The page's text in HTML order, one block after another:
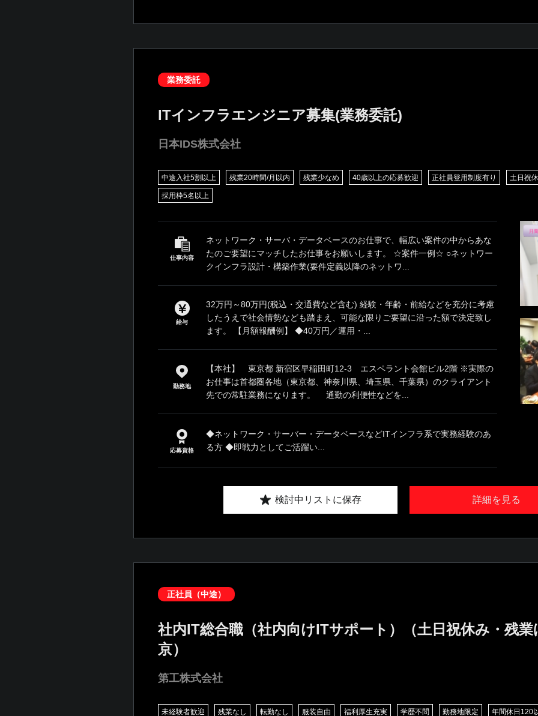
業務委託
ITインフラエンジニア募集(業務委託)
日本IDS株式会社
中途入社5割以上 残業20時間/月以内 残業少なめ 40歳以上の応募歓迎 正社員登用制度有り 土日祝
採用枠5名以上
仕事内容
ネットワーク・サーバ・データベースのお仕事で、幅広い案件の中からあな
たのご要望にマッチしたお仕事をお願いします。 ☆案件一例☆ ○ネットワー
クインフラ設計・構築作業(要件定義以降のネットワ...
給与
32万円～80万円(税込・交通費など含む) 経験・年齢・前給などを充分に考慮
したうえで社会情勢なども踏まえ、可能な限りご要望に沿った額で決定致し
ます。 【月額報酬例】 ◆40万円／運用・...
勤務地
【本社】 東京都 新宿区早稲田町12-3 エスペラント会館ビル2階 ※実際の
お仕事は首都圏各地（東京都、神奈川県、埼玉県、千葉県）のクライアント
先での常駐業務になります。 通勤の利便性などを...
応募資格
◆ネットワーク・サーバー・データベースなどITインフラ系で実務経験のあ
る方 ◆即戦力としてご活躍い...
詳細を見る
検討中リストに保存
正社員（中途）
社内IT総合職（社内向けITサポート）（土日祝休み・残
京）
第工株式会社
未経験者歓迎 残業なし 転勤なし 服装自由 福利厚生充実 学歴不問 勤務地限定 年間休日120